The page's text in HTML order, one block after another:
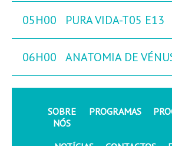
05H00 PURA VIDA-T05 E13
06H00 ANATOMIA DE
SOBRE
NÓS
PROGRAMAS